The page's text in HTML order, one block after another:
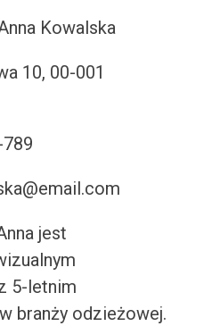
Kowalska
10, 00-001
jest
5-letnim
branży odzieżowej.